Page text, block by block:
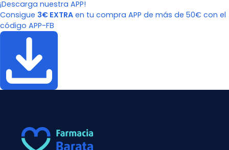
¡Descarga nuestra APP!
Consigue 3€ EXTRA en tu compra APP de más de 50€ con el
código APP-FB